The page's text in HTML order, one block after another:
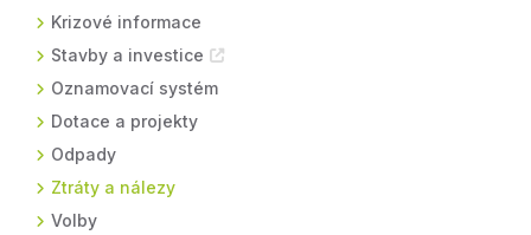
Krizové informace
Stavby a investice
Oznamovací systém
Dotace a projekty
Odpady
Ztráty a nálezy
Volby